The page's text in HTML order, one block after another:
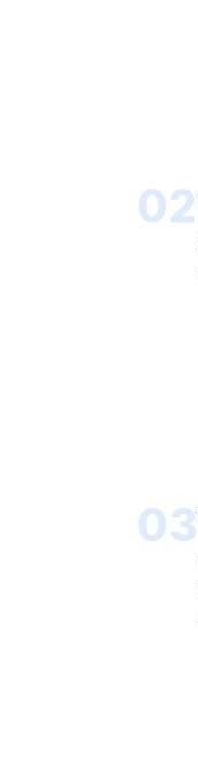
02
03